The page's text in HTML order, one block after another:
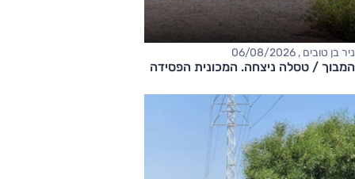
ניר בן טובים , 06/08/2026
המבוך / טסלה ניצחה. המכונית הפסידה